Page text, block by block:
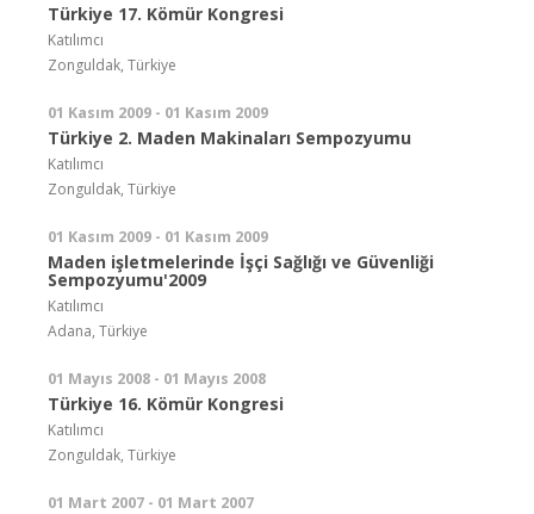
Türkiye 17. Kömür Kongresi
Katılımcı
Zonguldak, Türkiye
01 Kasım 2009 - 01 Kasım 2009
Türkiye 2. Maden Makinaları Sempozyumu
Katılımcı
Zonguldak, Türkiye
01 Kasım 2009 - 01 Kasım 2009
Maden işletmelerinde İşçi Sağlığı ve Güvenliği
Sempozyumu'2009
Katılımcı
Adana, Türkiye
01 Mayıs 2008 - 01 Mayıs 2008
Türkiye 16. Kömür Kongresi
Katılımcı
Zonguldak, Türkiye
01 Mart 2007 - 01 Mart 2007